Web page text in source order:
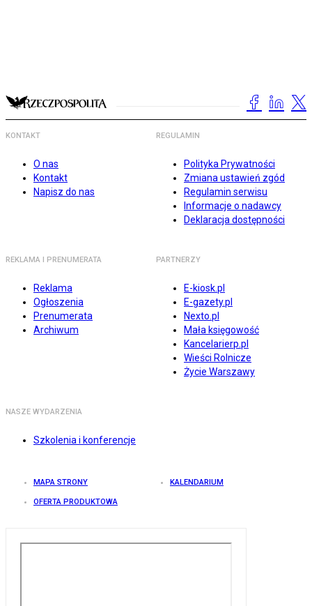
KONTAKT
O nas
Kontakt
Napisz do nas
REGULAMIN
Polityka Prywatności
Zmiana ustawień zgód
Regulamin serwisu
Informacje o nadawcy
Deklaracja dostępności
REKLAMA I PRENUMERATA
Reklama
Ogłoszenia
Prenumerata
Archiwum
PARTNERZY
E-kiosk.pl
E-gazety.pl
Nexto.pl
Mała księgowość
Kancelarierp.pl
Wieści Rolnicze
Życie Warszawy
NASZE WYDARZENIA
Szkolenia i konferencje
MAPA STRONY KALENDARIUM
OFERTA PRODUKTOWA